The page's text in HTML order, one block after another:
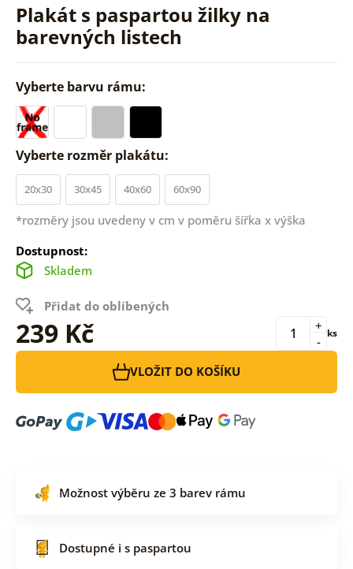
Plakát s paspartou žilky na
barevných listech
Vyberte barvu rámu:
Vyberte rozměr plakátu:
20x30 30x45 40x60 60x90
*rozměry jsou uvedeny v cm v poměru šířka x výška
Dostupnost:
Skladem
Přidat do oblíbených
239 Kč -
+ ks
VLOŽIT DO KOŠÍKU
Možnost výběru ze 3 barev rámu
Dostupné i s paspartou